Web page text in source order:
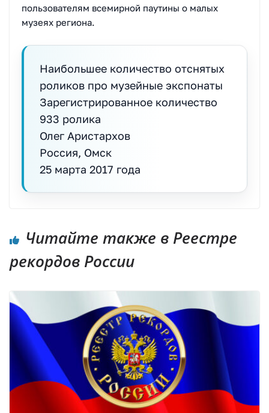
пользователям всемирной паутины о малых
музеях региона.
Наибольшее количество отснятых
роликов про музейные экспонаты
Зарегистрированное количество
933 ролика
Олег Аристархов
Россия, Омск
25 марта 2017 года
Читайте также в Реестре
рекордов России